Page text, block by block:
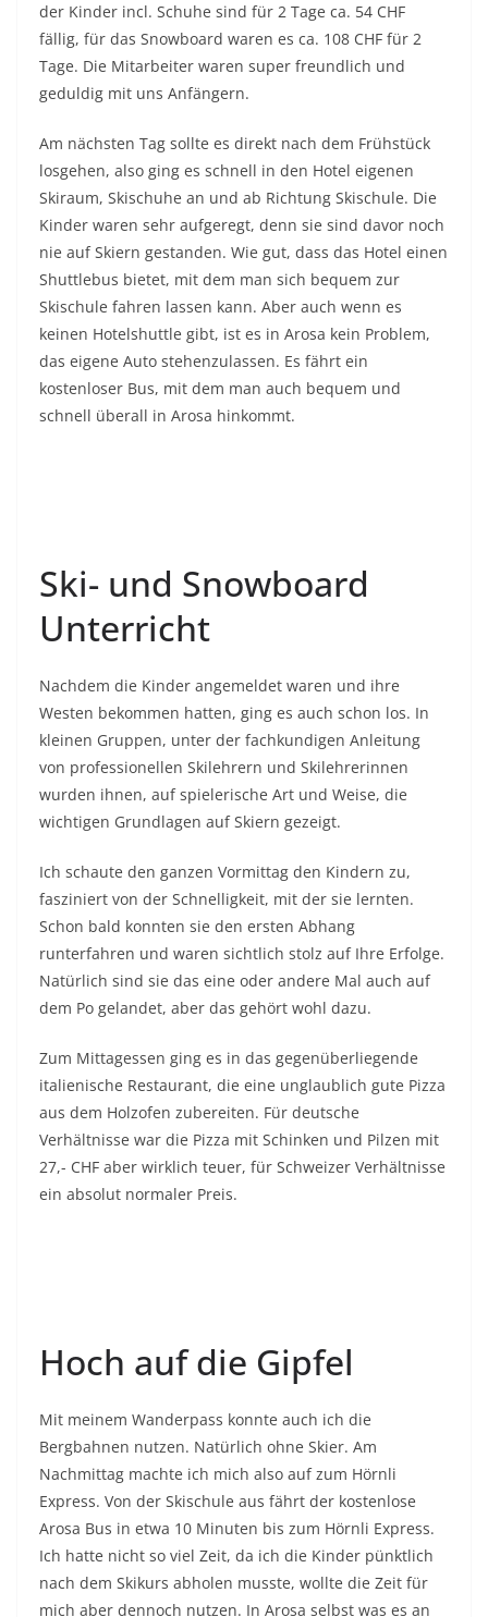
der Kinder incl. Schuhe sind für 2 Tage ca. 54 CHF
fällig, für das Snowboard waren es ca. 108 CHF für 2
Tage. Die Mitarbeiter waren super freundlich und
geduldig mit uns Anfängern.
Am nächsten Tag sollte es direkt nach dem Frühstück
losgehen, also ging es schnell in den Hotel eigenen
Skiraum, Skischuhe an und ab Richtung Skischule. Die
Kinder waren sehr aufgeregt, denn sie sind davor noch
nie auf Skiern gestanden. Wie gut, dass das Hotel einen
Shuttlebus bietet, mit dem man sich bequem zur
Skischule fahren lassen kann. Aber auch wenn es
keinen Hotelshuttle gibt, ist es in Arosa kein Problem,
das eigene Auto stehenzulassen. Es fährt ein
kostenloser Bus, mit dem man auch bequem und
schnell überall in Arosa hinkommt.
Ski- und Snowboard
Unterricht
Nachdem die Kinder angemeldet waren und ihre
Westen bekommen hatten, ging es auch schon los. In
kleinen Gruppen, unter der fachkundigen Anleitung
von professionellen Skilehrern und Skilehrerinnen
wurden ihnen, auf spielerische Art und Weise, die
wichtigen Grundlagen auf Skiern gezeigt.
Ich schaute den ganzen Vormittag den Kindern zu,
fasziniert von der Schnelligkeit, mit der sie lernten.
Schon bald konnten sie den ersten Abhang
runterfahren und waren sichtlich stolz auf Ihre Erfolge.
Natürlich sind sie das eine oder andere Mal auch auf
dem Po gelandet, aber das gehört wohl dazu.
Zum Mittagessen ging es in das gegenüberliegende
italienische Restaurant, die eine unglaublich gute Pizza
aus dem Holzofen zubereiten. Für deutsche
Verhältnisse war die Pizza mit Schinken und Pilzen mit
27,- CHF aber wirklich teuer, für Schweizer Verhältnisse
ein absolut normaler Preis.
Hoch auf die Gipfel
Mit meinem Wanderpass konnte auch ich die
Bergbahnen nutzen. Natürlich ohne Skier. Am
Nachmittag machte ich mich also auf zum Hörnli
Express. Von der Skischule aus fährt der kostenlose
Arosa Bus in etwa 10 Minuten bis zum Hörnli Express.
Ich hatte nicht so viel Zeit, da ich die Kinder pünktlich
nach dem Skikurs abholen musste, wollte die Zeit für
mich aber dennoch nutzen. In Arosa selbst was es an